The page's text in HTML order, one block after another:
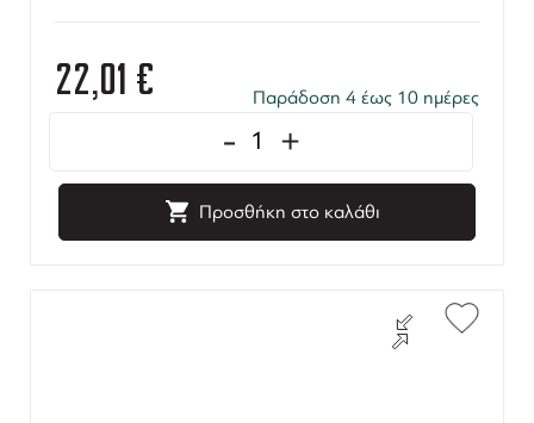
22,01 € Παράδοση 4 έως 10 ημέρες
- +
Προσθήκη στο καλάθι